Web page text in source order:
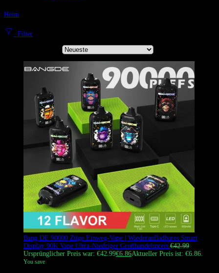
Heim
Filter
Bang DE 90000 Züge Einweg-Vape | Wiederaufladbares Smart
Display 90K Vape Ultra-Niedriger Großhandelspreis €42.99
Ursprünglicher Preis war: €42.99€6.86Aktueller Preis ist: €6.86.
You save